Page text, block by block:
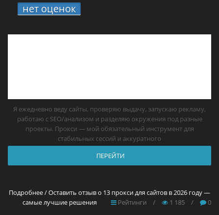
нет оценок
Я ежедневно веду сайты, проверяю выдачу, запускаю рекламу,
работаю с SEO/анализом и разделяю окружения под разные
проекты. Прокси — мой обязательный инструмент для
стабильных сессий и аккуратного
ПЕРЕЙТИ
Подробнее / Оставить отзыв о 13 прокси для сайтов в 2026 году —
самые лучшие решения
Рейтинги / 1 185 / 0